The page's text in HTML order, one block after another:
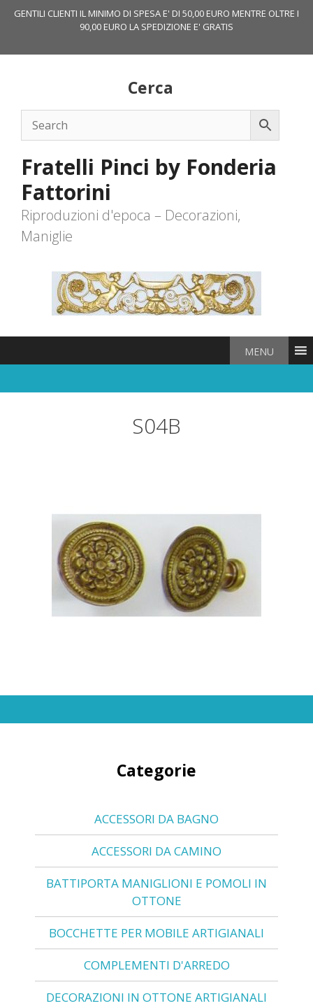
GENTILI CLIENTI IL MINIMO DI SPESA E' DI 50,00 EURO MENTRE OLTRE I
90,00 EURO LA SPEDIZIONE E' GRATIS
Cerca
Fratelli Pinci by Fonderia
Fattorini
Riproduzioni d'epoca – Decorazioni,
Maniglie
MENU
S04B
Categorie
ACCESSORI DA BAGNO
ACCESSORI DA CAMINO
BATTIPORTA MANIGLIONI E POMOLI IN
OTTONE
BOCCHETTE PER MOBILE ARTIGIANALI
COMPLEMENTI D'ARREDO
DECORAZIONI IN OTTONE ARTIGIANALI